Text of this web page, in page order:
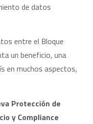
de datos
entre el Bloque
un beneficio, una
en muchos aspectos,
Protección de
y Compliance